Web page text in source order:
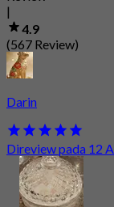
|
4.9
(567 Review)
Darin
Direview pada 12